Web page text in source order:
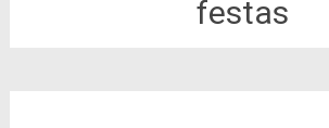
festas